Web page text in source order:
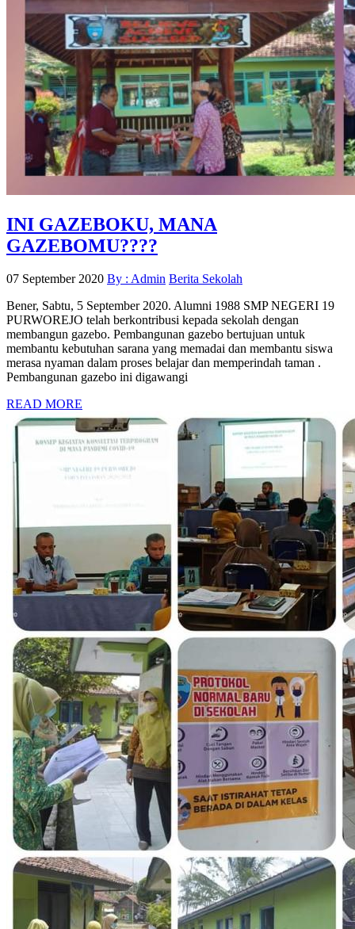
INI GAZEBOKU, MANA
GAZEBOMU????
07 September 2020 By : Admin Berita Sekolah
Bener, Sabtu, 5 September 2020. Alumni 1988 SMP NEGERI 19
PURWOREJO telah berkontribusi kepada sekolah dengan
membangun gazebo. Pembangunan gazebo bertujuan untuk
membantu kebutuhan sarana yang memadai dan membantu siswa
merasa nyaman dalam proses belajar dan memperindah taman .
Pembangunan gazebo ini digawangi
READ MORE